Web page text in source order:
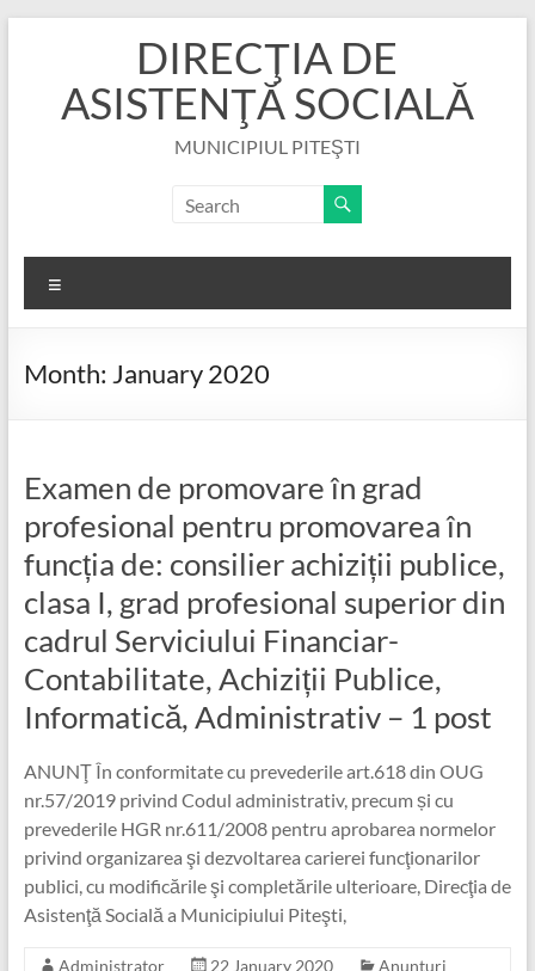
DIRECŢIA DE
ASISTENŢĂ SOCIALĂ
MUNICIPIUL PITEŞTI
Month: January 2020
Examen de promovare în grad
profesional pentru promovarea în
funcția de: consilier achiziții publice,
clasa I, grad profesional superior din
cadrul Serviciului Financiar-
Contabilitate, Achiziții Publice,
Informatică, Administrativ – 1 post
ANUNŢ În conformitate cu prevederile art.618 din OUG
nr.57/2019 privind Codul administrativ, precum și cu
prevederile HGR nr.611/2008 pentru aprobarea normelor
privind organizarea şi dezvoltarea carierei funcţionarilor
publici, cu modificările şi completările ulterioare, Direcţia de
Asistenţă Socială a Municipiului Piteşti,
Administrator 22 January 2020
Anunturi